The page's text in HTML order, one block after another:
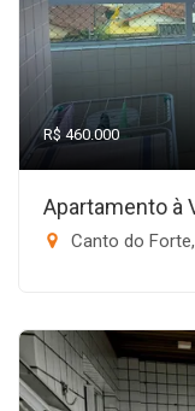
R$ 460.000
Apartamento à
Canto do